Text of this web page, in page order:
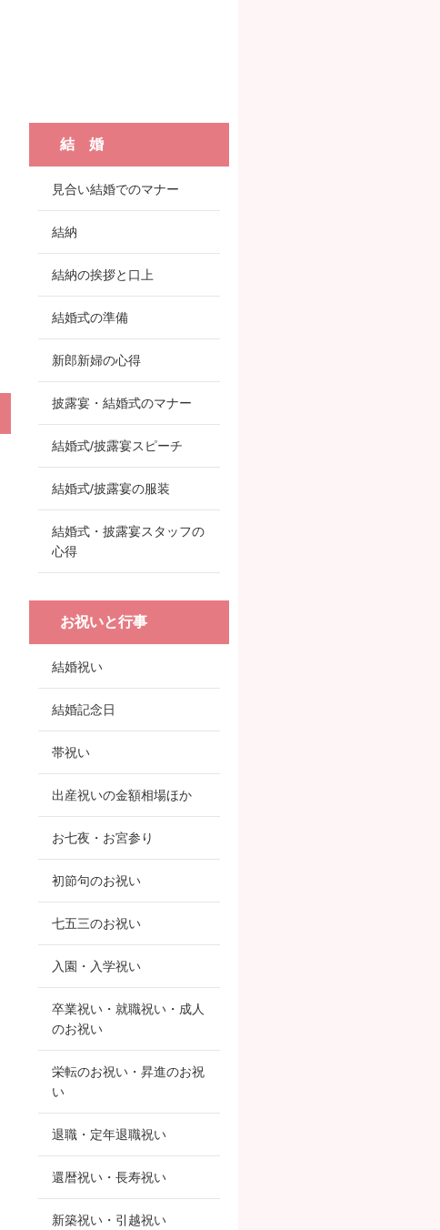
結 婚
見合い結婚でのマナー
結納
結納の挨拶と口上
結婚式の準備
新郎新婦の心得
披露宴・結婚式のマナー
結婚式/披露宴スピーチ
結婚式/披露宴の服装
結婚式・披露宴スタッフの
心得
お祝いと行事
結婚祝い
結婚記念日
帯祝い
出産祝いの金額相場ほか
お七夜・お宮参り
初節句のお祝い
七五三のお祝い
入園・入学祝い
卒業祝い・就職祝い・成人
のお祝い
栄転のお祝い・昇進のお祝
い
退職・定年退職祝い
還暦祝い・長寿祝い
新築祝い・引越祝い